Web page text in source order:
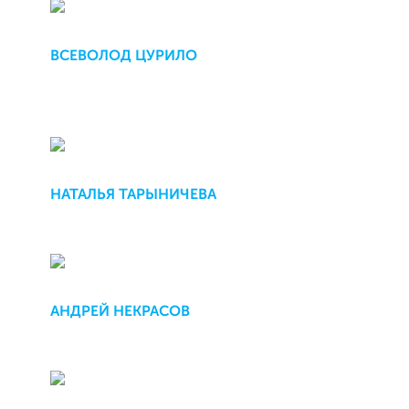
ВСЕВОЛОД ЦУРИЛО
НАТАЛЬЯ ТАРЫНИЧЕВА
АНДРЕЙ НЕКРАСОВ